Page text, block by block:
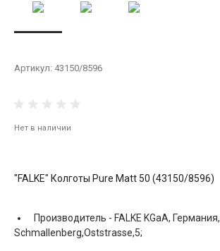
Артикул: 43150/8596
Нет в наличии
"FALKE" Колготы Pure Matt 50 (43150/8596)
Производитель - FALKE KGaA, Германия,
Schmallenberg,Oststrasse,5;